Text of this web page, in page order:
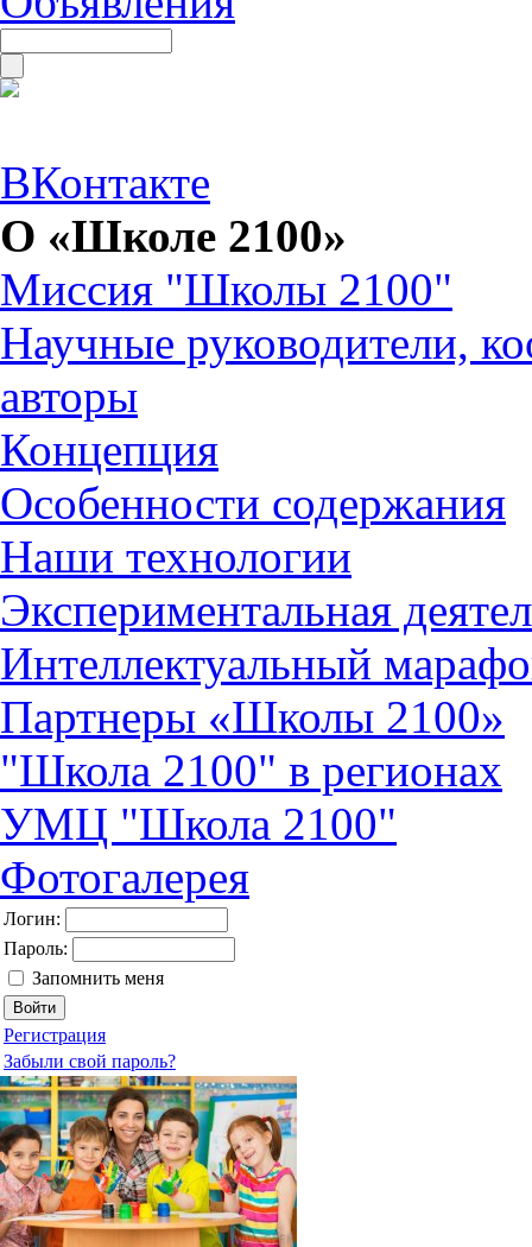
ВКонтакте
О «Школе 2100»
Миссия "Школы 2100"
Научные руководители,
авторы
Концепция
Особенности содержания
Наши технологии
Экспериментальная
Интеллектуальный
Партнеры «Школы 2100»
"Школа 2100" в регионах
УМЦ "Школа 2100"
Фотогалерея
Логин:
Пароль:
Запомнить меня
Регистрация
Забыли свой пароль?